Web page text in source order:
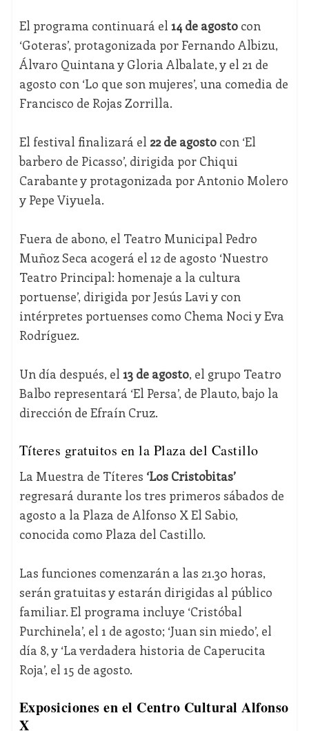
El programa continuará el 14 de agostocon
‘Goteras’, protagonizada por Fernando Albizu,
Álvaro Quintana y Gloria Albalate, y el 21 de
agosto con ‘Lo que son mujeres’, una comedia de
Francisco de Rojas Zorrilla.
El festival finalizará el 22 de agostocon ‘El
barbero de Picasso’, dirigida por Chiqui
Carabante y protagonizada por Antonio Molero
y Pepe Viyuela.
Fuera de abono, el Teatro Municipal Pedro
Muñoz Seca acogerá el 12 de agosto ‘Nuestro
Teatro Principal: homenaje a la cultura
portuense’, dirigida por Jesús Lavi y con
intérpretes portuenses como Chema Noci y Eva
Rodríguez.
Un día después, el 13 de agosto, el grupo Teatro
Balbo representará ‘El Persa’, de Plauto, bajo la
dirección de Efraín Cruz.
Títeres gratuitos en la Plaza del Castillo
La Muestra de Títeres ‘Los Cristobitas’
regresará durante los tres primeros sábados de
agosto a la Plaza de Alfonso X El Sabio,
conocida como Plaza del Castillo.
Las funciones comenzarán a las 21.30 horas,
serán gratuitas y estarán dirigidas al público
familiar. El programa incluye ‘Cristóbal
Purchinela’, el 1 de agosto; ‘Juan sin miedo’, el
día 8, y ‘La verdadera historia de Caperucita
Roja’, el 15 de agosto.
Exposiciones en el Centro Cultural Alfonso
X